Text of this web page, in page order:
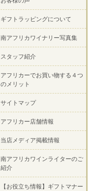
ギフトラッピングについて
南アフリカワイナリー写真集
スタッフ紹介
アフリカーでお買い物する４つ
のメリット
サイトマップ
アフリカー店舗情報
当店メディア掲載情報
南アフリカワインライターのご
紹介
【お役立ち情報】ギフトマナー